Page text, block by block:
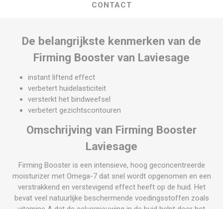
CONTACT
De belangrijkste kenmerken van de
Firming Booster van Laviesage
instant liftend effect
verbetert huidelasticiteit
versterkt het bindweefsel
verbetert gezichtscontouren
Omschrijving van Firming Booster
Laviesage
Firming Booster is een intensieve, hoog geconcentreerde
moisturizer met Omega-7 dat snel wordt opgenomen en een
verstrakkend en verstevigend effect heeft op de huid. Het
bevat veel natuurlijke beschermende voedingsstoffen zoals